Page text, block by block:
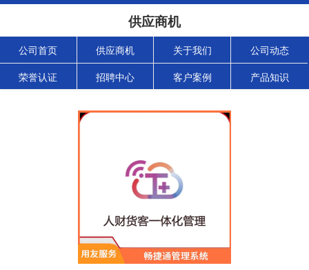
供应商机
公司首页 供应商机 关于我们 公司动态
荣誉认证 招聘中心 客户案例 产品知识